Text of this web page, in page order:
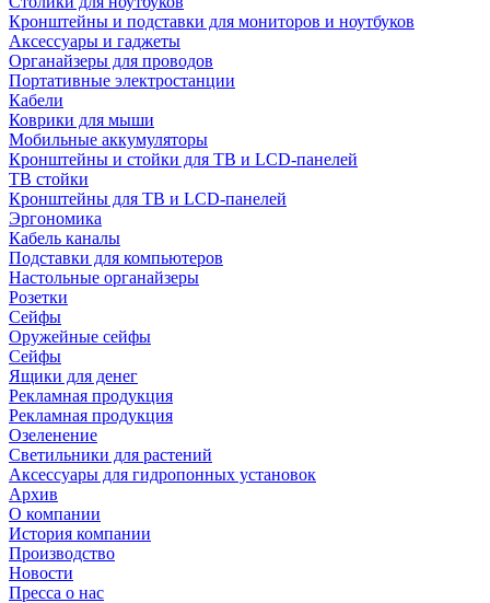
Кронштейны и подставки для мониторов и ноутбуков
Аксессуары и гаджеты
Органайзеры для проводов
Портативные электростанции
Кабели
Коврики для мыши
Мобильные аккумуляторы
Кронштейны и стойки для ТВ и LCD-панелей
ТВ стойки
Кронштейны для ТВ и LCD-панелей
Эргономика
Кабель каналы
Подставки для компьютеров
Настольные органайзеры
Розетки
Сейфы
Оружейные сейфы
Сейфы
Ящики для денег
Рекламная продукция
Рекламная продукция
Озеленение
Светильники для растений
Аксессуары для гидропонных установок
Архив
О компании
История компании
Производство
Новости
Пресса о нас